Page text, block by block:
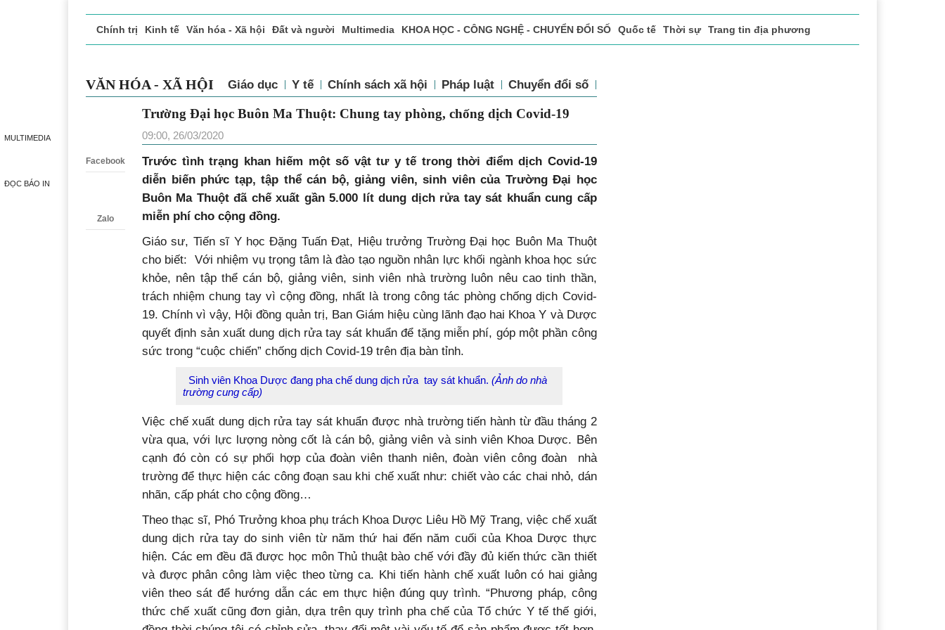
MULTIMEDIA
ĐỌC BÁO IN
Chính trị Kinh tế Văn hóa - Xã hội Đất và người Multimedia KHOA HỌC - CÔNG NGHỆ - CHUYỂN ĐỔI SỐ Quốc tế Thời sự Trang tin địa phương
VĂN HÓA - XÃ HỘI Giáo dục Y tế Chính sách xã hội Pháp luật Chuyển đổi số
Facebook
Zalo
Trường Đại học Buôn Ma Thuột: Chung tay phòng, chống dịch
Covid-19
09:00, 26/03/2020
Trước tình trạng khan hiếm một số vật tư y tế trong thời điểm dịch Covid-19
diễn biến phức tạp, tập thể cán bộ, giảng viên, sinh viên của Trường Đại học
Buôn Ma Thuột đã chế xuất gần 5.000 lít dung dịch rửa tay sát khuẩn cung cấp
miễn phí cho cộng đồng.
Giáo sư, Tiến sĩ Y học Đặng Tuấn Đạt, Hiệu trưởng Trường Đại học Buôn Ma Thuột
cho biết: Với nhiệm vụ trọng tâm là đào tạo nguồn nhân lực khối ngành khoa học sức
khỏe, nên tập thể cán bộ, giảng viên, sinh viên nhà trường luôn nêu cao tinh thần,
trách nhiệm chung tay vì cộng đồng, nhất là trong công tác phòng chống dịch Covid-
19. Chính vì vậy, Hội đồng quản trị, Ban Giám hiệu cùng lãnh đạo hai Khoa Y và Dược
quyết định sản xuất dung dịch rửa tay sát khuẩn để tặng miễn phí, góp một phần công
Sinh viên Khoa Dược đang pha chế dung dịch rửa tay sát khuẩn.
Việc chế xuất dung dịch rửa tay sát khuẩn được nhà trường tiến hành từ đầu tháng 2
vừa qua, với lực lượng nòng cốt là cán bộ, giảng viên và sinh viên Khoa Dược. Bên
cạnh đó còn có sự phối hợp của đoàn viên thanh niên, đoàn viên công đoàn nhà
trường để thực hiện các công đoạn sau khi chế xuất như: chiết vào các chai nhỏ, dán
nhãn, cấp phát cho cộng đồng…
Theo thạc sĩ, Phó Trưởng khoa phụ trách Khoa Dược Liêu Hồ Mỹ Trang, việc chế xuất
dung dịch rửa tay do sinh viên từ năm thứ hai đến năm cuối của Khoa Dược thực
hiện. Các em đều đã được học môn Thủ thuật bào chế với đầy đủ kiến thức cần thiết
và được phân công làm việc theo từng ca. Khi tiến hành chế xuất luôn có hai giảng
viên theo sát để hướng dẫn các em thực hiện đúng quy trình. “Phương pháp, công